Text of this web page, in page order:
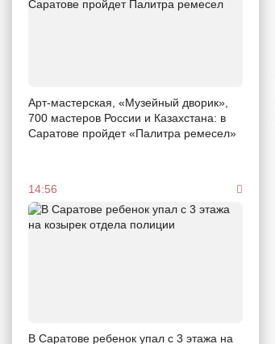
Арт-мастерская, «Музейный дворик»,
700 мастеров России и Казахстана: в
Саратове пройдет «Палитра ремесел»
14:56
В Саратове ребенок упал с 3 этажа на